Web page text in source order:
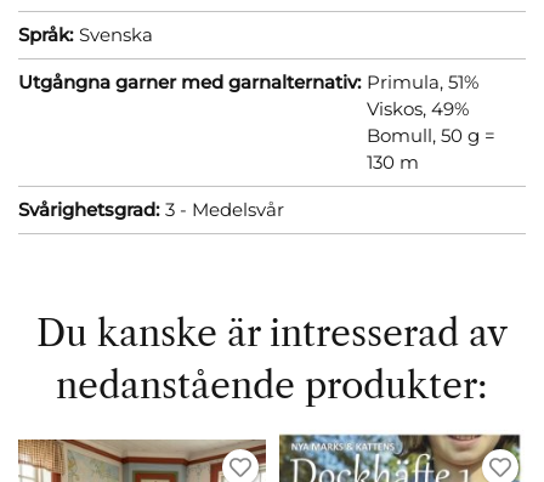
Språk: Svenska
Utgångna garner med garnalternativ: Primula, 51%
Viskos, 49%
Bomull, 50 g =
130 m
Svårighetsgrad: 3 - Medelsvår
Du kanske är intresserad av
nedanstående produkter: